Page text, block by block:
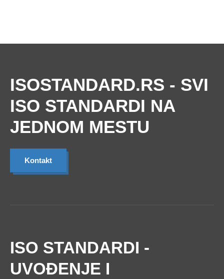
ISOSTANDARD.RS - SVI
ISO STANDARDI NA
JEDNOM MESTU
Kontakt
ISO STANDARDI -
UVOĐENJE I